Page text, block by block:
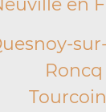
en
Roncq